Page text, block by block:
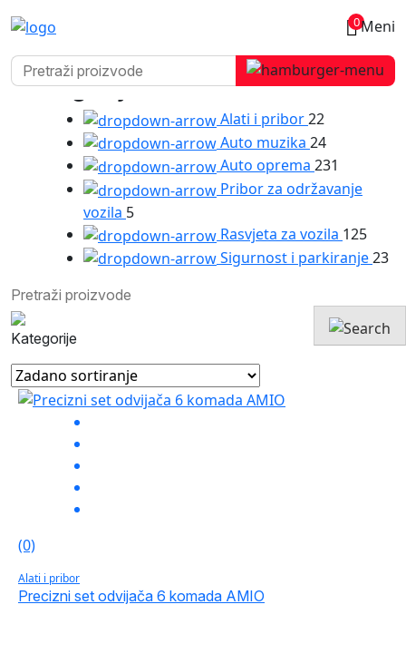
0Meni
Kategorije
Alati i pribor22
Auto muzika 24
Auto oprema 231
Pribor za održavanje
vozila 5
Rasvjeta za vozila 125
Sigurnost i parkiranje23
Kategorije
(0)
Alati i pribor
Precizni set odvijača 6 komada AMIO